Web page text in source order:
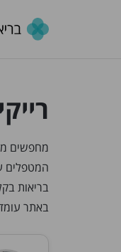
המטפלים
בריאות
באתר